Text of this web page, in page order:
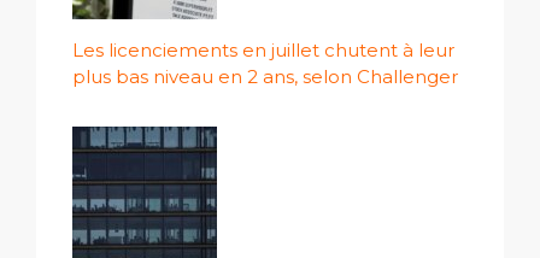
Les licenciements en juillet chutent à leur
plus bas niveau en 2 ans, selon Challenger